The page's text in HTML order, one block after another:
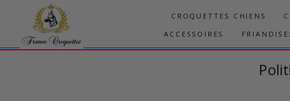
contenu
CROQUETTES CHIENS
ACCESSOIRES